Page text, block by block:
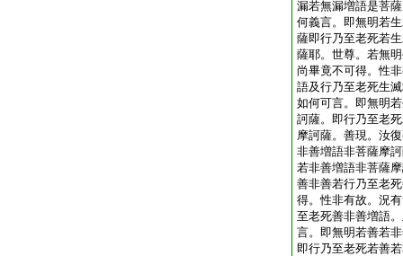
漏若無漏増語是菩
何義言。即無明若
薩即行乃至老死若
薩耶。世尊。若無
尚畢竟不可得。性
語及行乃至老死生
如何可言。即無明
訶薩。即行乃至老
摩訶薩。善現。汝
非善増語非菩薩摩
若非善増語非菩薩
善非善若行乃至老
得。性非有故。況
至老死善非善増語
言。即無明若善若
即行乃至老死若善